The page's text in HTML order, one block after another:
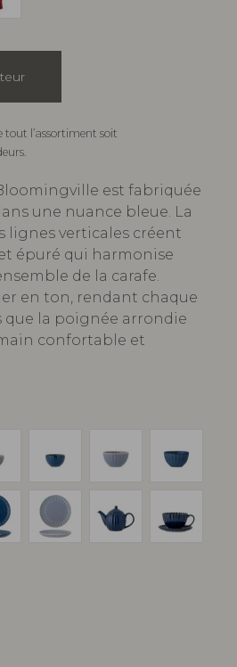
l’assortiment soit
est fabriquée
une nuance bleue. La
lignes verticales créent
épuré qui harmonise
de la carafe.
en ton, rendant chaque
que la poignée arrondie
confortable et